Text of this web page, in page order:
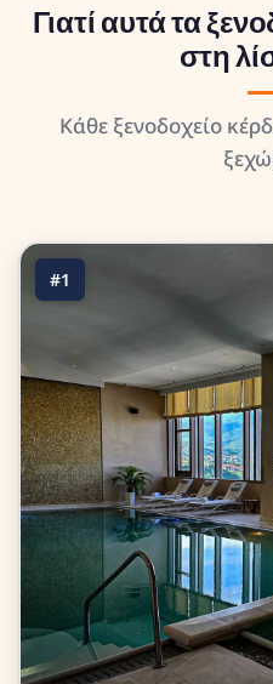
Γιατί αυτά τα
στη
Κάθε ξενοδοχείο
#1